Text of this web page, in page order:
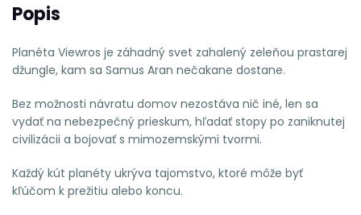
Popis
Planéta Viewros je záhadný svet zahalený zeleňou prastarej
džungle, kam sa Samus Aran nečakane dostane.
Bez možnosti návratu domov nezostáva nič iné, len sa
vydať na nebezpečný prieskum, hľadať stopy po zaniknutej
civilizácii a bojovať s mimozemskými tvormi.
Každý kút planéty ukrýva tajomstvo, ktoré môže byť
kľúčom k prežitiu alebo koncu.